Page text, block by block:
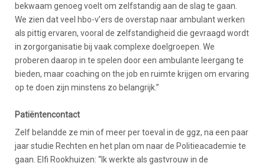
bekwaam genoeg voelt om zelfstandig aan de slag te gaan.
We zien dat veel hbo-v’ers de overstap naar ambulant werken
als pittig ervaren, vooral de zelfstandigheid die gevraagd wordt
in zorgorganisatie bij vaak complexe doelgroepen. We
proberen daarop in te spelen door een ambulante leergang te
bieden, maar coaching on the job en ruimte krijgen om ervaring
op te doen zijn minstens zo belangrijk.”
Patiëntencontact
Zelf belandde ze min of meer per toeval in de ggz, na een paar
jaar studie Rechten en het plan om naar de Politieacademie te
gaan. Elfi Rookhuizen: “Ik werkte als gastvrouw in de